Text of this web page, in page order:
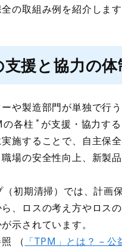
の取組み例を紹介します
援と協力の体
や製造部門が単独で行
の各柱 ＊ が支援・協力す
施することで、自主保
場の安全性向上、新製
初期清掃）では、計画
、ロスの考え方やロス
示されています。
（ 「TPM」とは？ –